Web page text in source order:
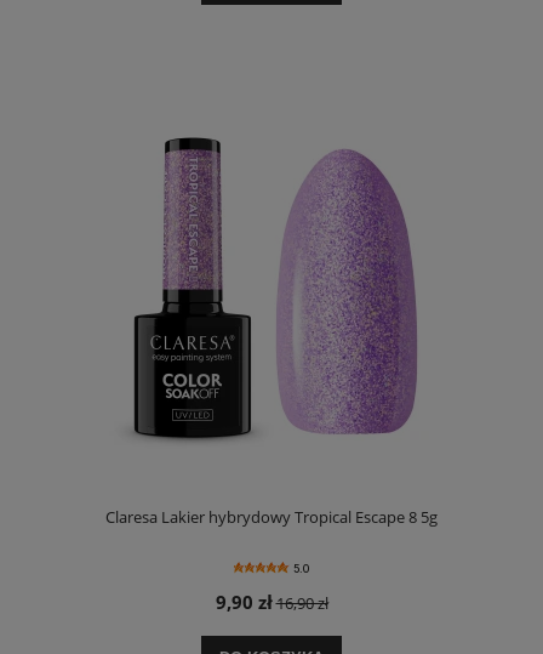
Claresa Lakier hybrydowy Tropical Escape 8 5g
5.0
9,90 zł16,90 zł